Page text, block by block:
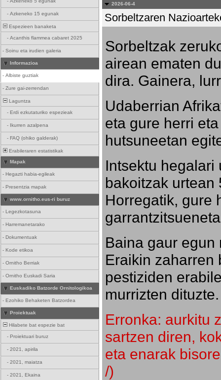
- Azkeneko 15 egunak
Espezieen banaketa
- Acanthis flammea cabaret 2025
- Soinu eta irudien galeria
Informazioa
- Albiste guztiak
- Zure gai-zerrendan
Laguntza
- Erdi ezkutaturiko espezieak
- Ikurren azalpena
- FAQ (ohiko galderak)
Erabileraren estatistikak
Mapak
- Hegazti habia-egileak
- Presentzia mapak
www.ornitho.eus-ri buruz
- Legezkotasuna
- Harremanetarako
- Dokumentuak
- Kode etikoa
- Ornitho Berriak
- Ornitho Euskadi Saria
Euskadiko Batzorde Ornitologikoa
- Ezohiko Behaketen Batzordea
Proiektuak
Hilabete bat espezie bat
- Proiektuari buruz
- 2021, apirila
- 2021, maiatza
- 2021, Ekaina
2026-06-4
Sorbeltzaren
Sorbeltzak
airean ematen
dira. Gainera,
Udaberrian
eta gure herri
hutsuneetan
Intsektu hegalari
bakoitzak urtean
Horregatik, gure
Baina gaur egun
Eraikin zaharren
pestiziden
murrizten dituzte.
Erronka: aurkitu
sartzen diren,
eta enarak
/)